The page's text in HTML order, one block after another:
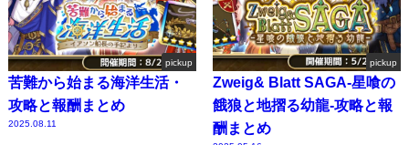
pickup
苦難から始まる海洋生活・
攻略と報酬まとめ
2025.08.11
pickup
Zweig& Blatt SAGA-星喰の
餓狼と地摺る幼龍-攻略と報
酬まとめ